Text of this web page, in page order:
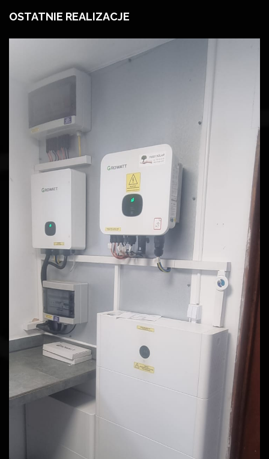
OSTATNIE REALIZACJE